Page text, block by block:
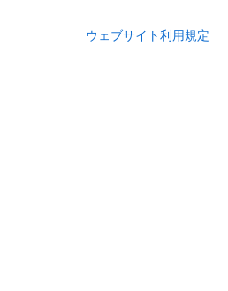
ウェブサイト利用規定